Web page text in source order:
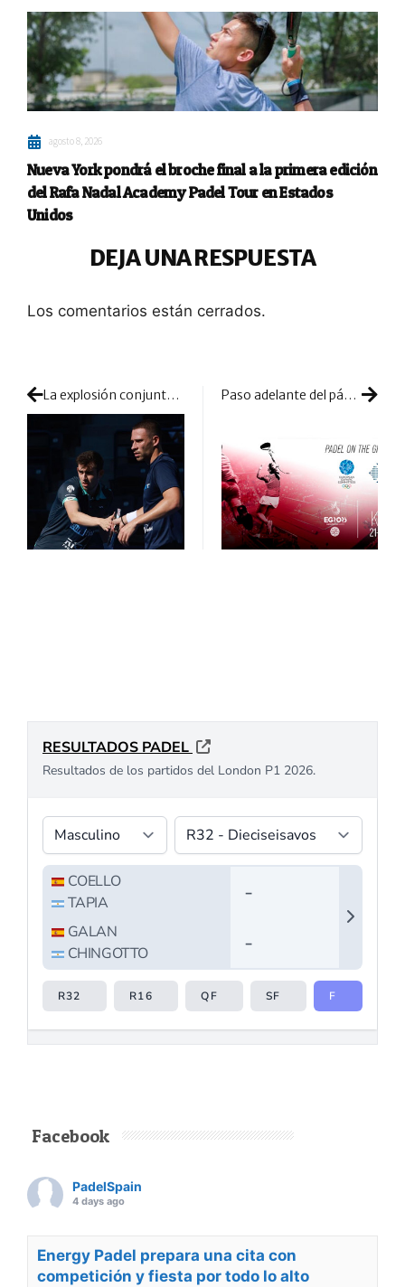
agosto 8, 2026
Nueva York pondrá el broche final a la primera edición
del Rafa Nadal Academy Padel Tour en Estados
Unidos
DEJA UNA RESPUESTA
Los comentarios están cerrados.
La explosión conjunta de Sanz y Campagnolo pone el punto final a su unión Paso adelante del pádel en su camino hacia el olimpismo: debutará en los Juegos Europeos
Facebook
PadelSpain
4 days ago
Energy Padel prepara una cita con
competición y fiesta por todo lo alto